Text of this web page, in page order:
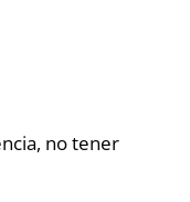
no tener